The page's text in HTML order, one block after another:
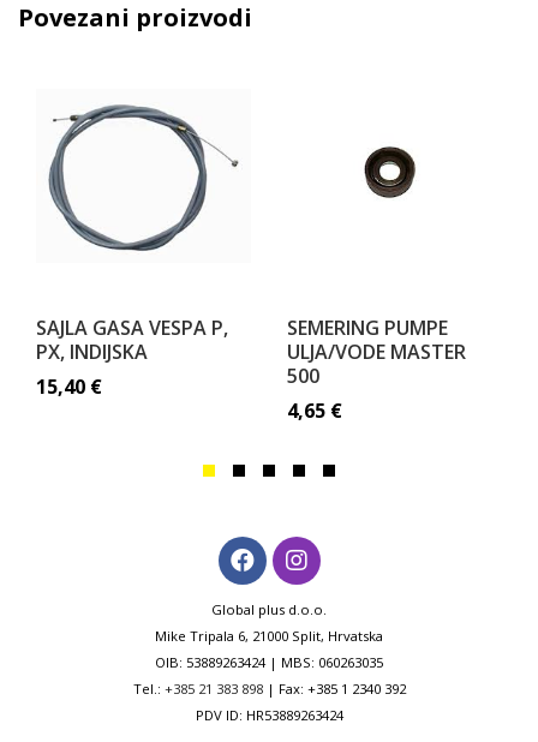
Povezani proizvodi
SAJLA GASA VESPA P,
PX, INDIJSKA
15,40 €
SEMERING PUMPE
ULJA/VODE MASTER
500
4,65 €
Global plus d.o.o.
Mike Tripala 6, 21000 Split, Hrvatska
OIB: 53889263424 | MBS: 060263035
Tel.: +385 21 383 898| Fax: +385 1 2340 392
PDV ID: HR53889263424